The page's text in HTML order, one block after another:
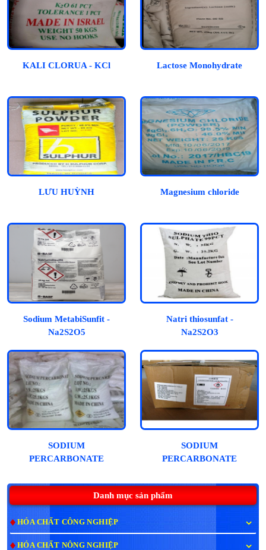
Danh mục sản phẩm
HÓA CHẤT CÔNG NGHIỆP
HÓA CHẤT NÔNG NGHIỆP
KALI CLORUA - KCl Lactose Monohydrate
LƯU HUỲNH Magnesium chloride
Sodium MetabiSunfit -
Na2S2O5
Natri thiosunfat -
Na2S2O3
SODIUM
PERCARBONATE
BỘT)
SODIUM
PERCARBONATE